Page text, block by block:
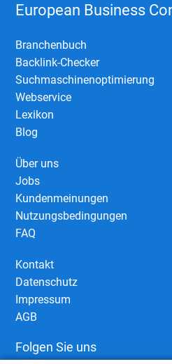
European Business
Branchenbuch
Backlink-Checker
Suchmaschinenoptimierung
Webservice
Lexikon
Blog
Über uns
Jobs
Kundenmeinungen
Nutzungsbedingungen
FAQ
Kontakt
Datenschutz
Impressum
AGB
Folgen Sie uns